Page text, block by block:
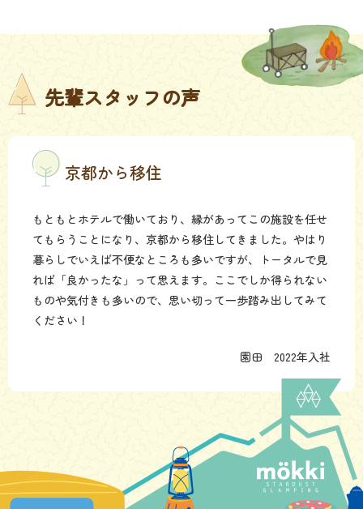
先輩スタッフの声
京都から移住
もともとホテルで働いており、縁があってこの施設を任せ
てもらうことになり、京都から移住してきました。やはり
暮らしでいえば不便なところも多いですが、トータルで見
れば「良かったな」って思えます。ここでしか得られない
ものや気付きも多いので、思い切って一歩踏み出してみて
ください！
園田 2022年入社